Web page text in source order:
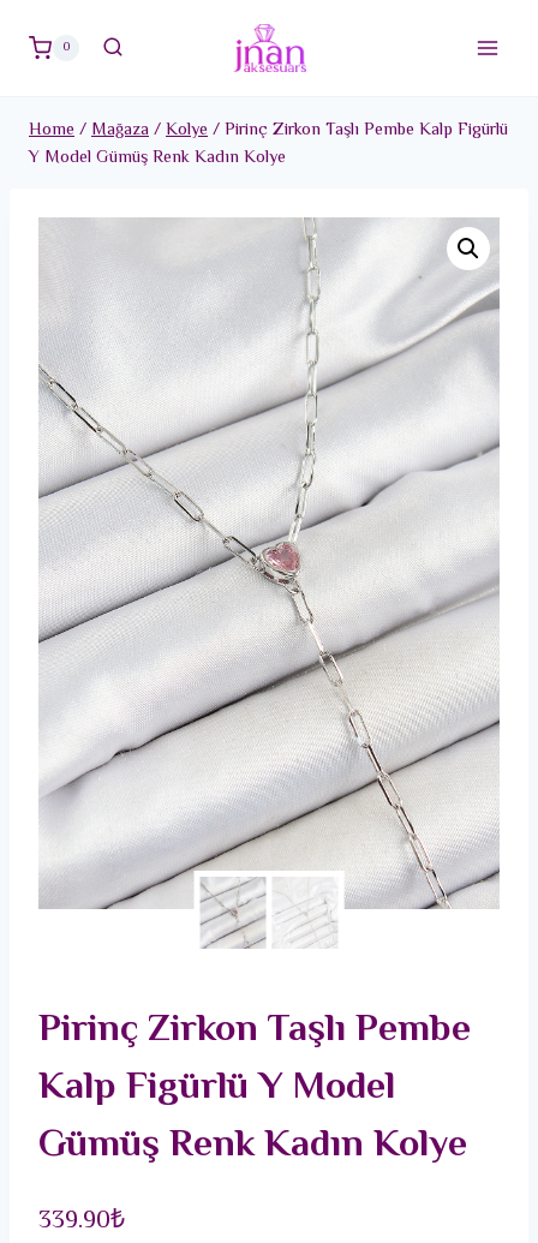
0
Home/Mağaza/Kolye/Pirinç Zirkon Taşlı Pembe Kalp Figürlü
Y Model Gümüş Renk Kadın Kolye
Pirinç Zirkon Taşlı Pembe
Kalp Figürlü Y Model
Gümüş Renk Kadın Kolye
339.90₺